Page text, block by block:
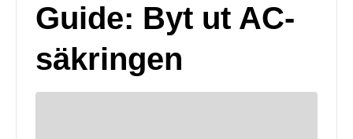
Guide: Byt ut AC-
säkringen